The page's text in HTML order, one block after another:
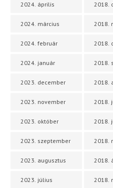
2024. április
2024. március
2024. február
2024. január
2023. december
2023. november
2023. október
2023. szeptember
2023. augusztus
2023. július
2018.
2018.
2018.
2018.
2018.
2018.
2018.
2018.
2018.
2018.